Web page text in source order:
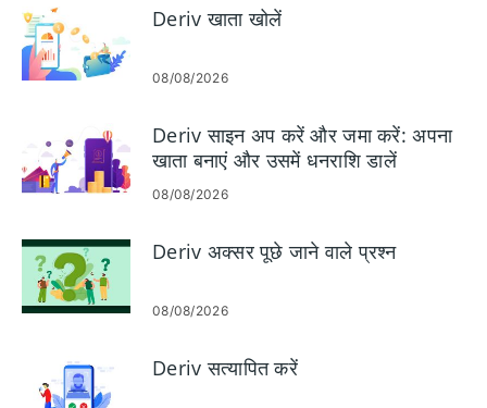
Deriv खाता खोलें
08/08/2026
Deriv साइन अप करें और जमा करें: अपना
खाता बनाएं और उसमें धनराशि डालें
08/08/2026
Deriv अक्सर पूछे जाने वाले प्रश्न
08/08/2026
Deriv सत्यापित करें